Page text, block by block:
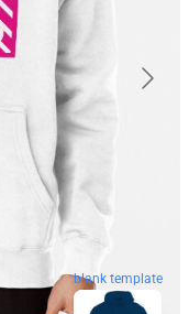
blank template